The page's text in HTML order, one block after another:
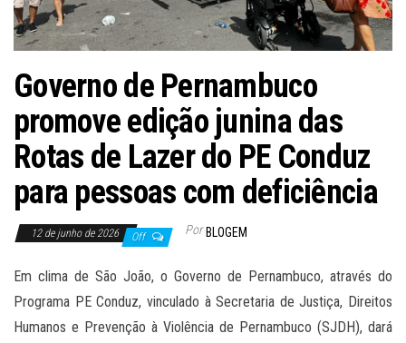
Governo de Pernambuco
promove edição junina das
Rotas de Lazer do PE Conduz
para pessoas com deficiência
12 de junho de 2026 Off Por BLOGEM
Em clima de São João, o Governo de Pernambuco, através do
Programa PE Conduz, vinculado à Secretaria de Justiça, Direitos
Humanos e Prevenção à Violência de Pernambuco (SJDH), dará